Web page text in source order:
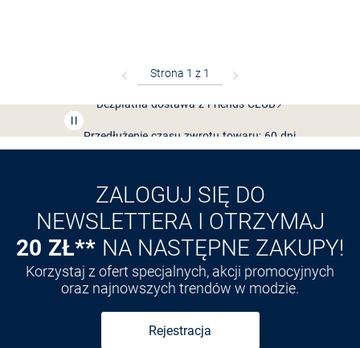
Bezpłatna dostawa z Friends
Odkryj aplikację VANGRAAF
ZALOGUJ SIĘ DO
NEWSLETTERA I OTRZYMAJ
20 ZŁ** NA NASTĘPNE ZAKUPY!
Korzystaj z ofert specjalnych, akcji promocyjnych
oraz najnowszych trendów w modzie.
Rejestracja